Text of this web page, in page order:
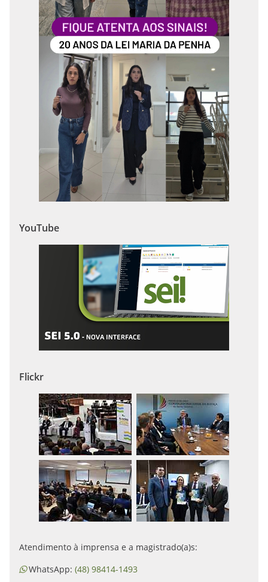
YouTube
Flickr
Atendimento à imprensa e a magistrado(a)s:
WhatsApp: (48) 98414-1493